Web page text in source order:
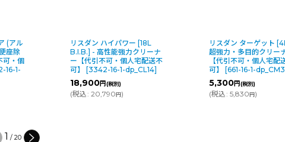
[18L
ーナ
配送不
]
リスダン ターゲット [4L] -
超強力・多目的クリーナー
【代引不可・個人宅配送不
可】
[661-16-1-dp_CM34]
5,300円(税別)
(税込 : 5,830円)
リスダン クリンピュア
ンアルコールタイプ）
便座除菌クリーナー【
可・個人宅配送不可】
[ 2013-16-1-dp
9,000円(税別)
2 /20